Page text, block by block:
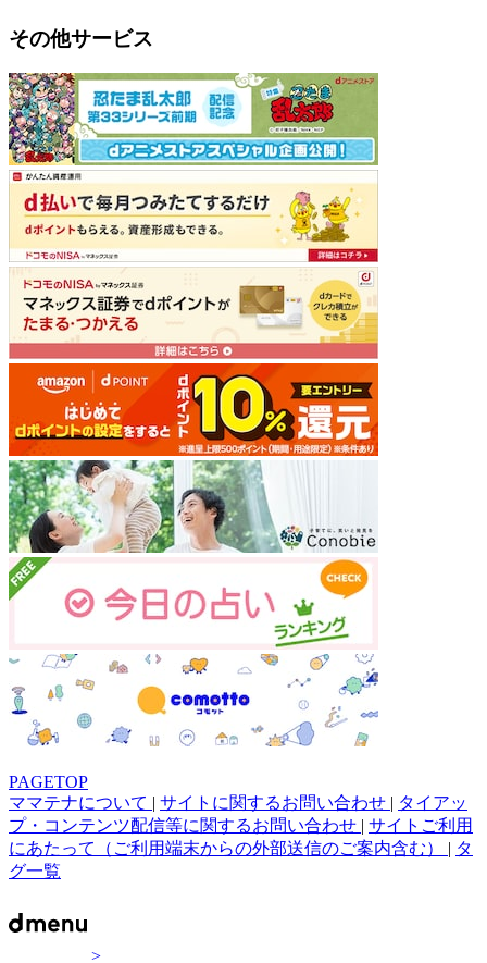
その他サービス
PAGETOP
ママテナについて | サイトに関するお問い合わせ | タイアッ
プ・コンテンツ配信等に関するお問い合わせ | サイトご利用
にあたって（ご利用端末からの外部送信のご案内含む） | タ
グ一覧
>